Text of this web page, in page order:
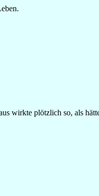
wirkte plötzlich so, als